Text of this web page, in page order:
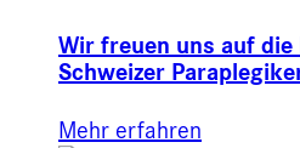
Wir freuen uns auf
Schweizer
Mehr erfahren